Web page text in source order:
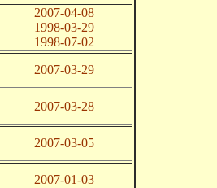
2007-04-08
1998-03-29
1998-07-02
2007-03-29
2007-03-28
2007-03-05
2007-01-03